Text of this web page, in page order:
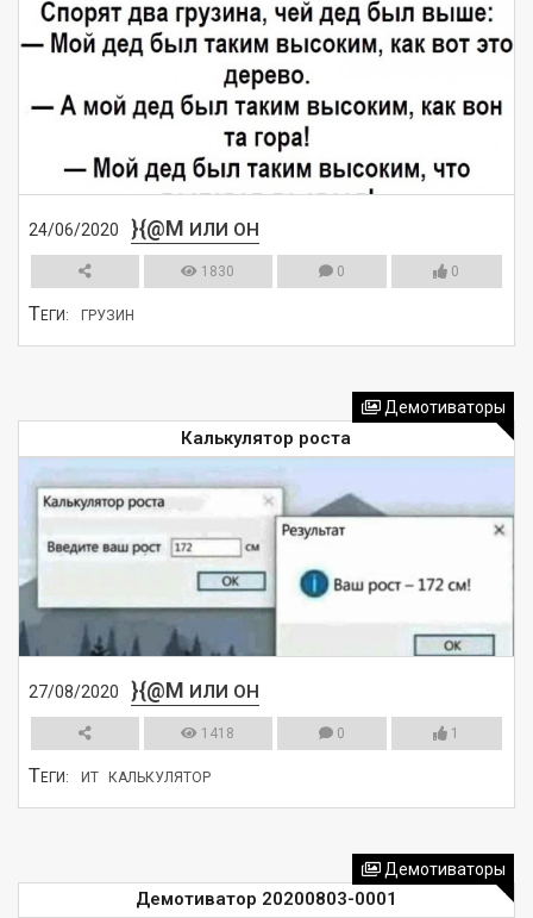
24/06/2020 }{@M ИЛИ ОН
1830 0 0
ТЕГИ: ГРУЗИН
Калькулятор роста
27/08/2020 }{@M ИЛИ ОН
1418 0 1
Демотиваторы
ТЕГИ: ИТ КАЛЬКУЛЯТОР
Демотиватор 20200803-0001
Демотиваторы